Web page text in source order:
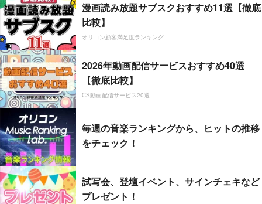
漫画読み放題サブスクおすすめ11選【徹底
比較】
オリコン顧客満足度ランキング
2026年動画配信サービスおすすめ40選
【徹底比較】
CS動画配信サービス20選
毎週の音楽ランキングから、ヒットの推移
をチェック！
試写会、登壇イベント、サインチェキなど
プレゼント！